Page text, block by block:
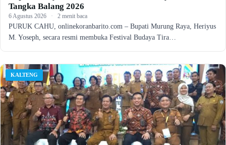
Tangka Balang 2026
6 Agustus 2026 · 2 menit baca
PURUK CAHU, onlinekoranbarito.com – Bupati Murung Raya, Heriyus
M. Yoseph, secara resmi membuka Festival Budaya Tira…
KALTENG